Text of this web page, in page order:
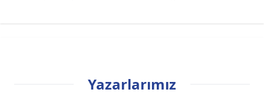
Yazarlarımız